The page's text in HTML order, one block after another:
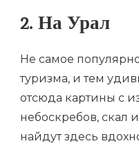
2. На Урал
Не самое
туризма, и тем
отсюда картины с
небоскребов,
найдут здесь